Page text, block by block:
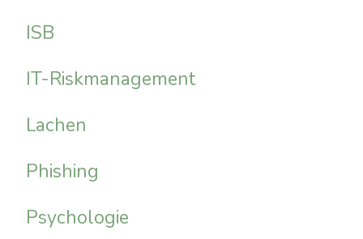
ISB
IT-Riskmanagement
Lachen
Phishing
Psychologie